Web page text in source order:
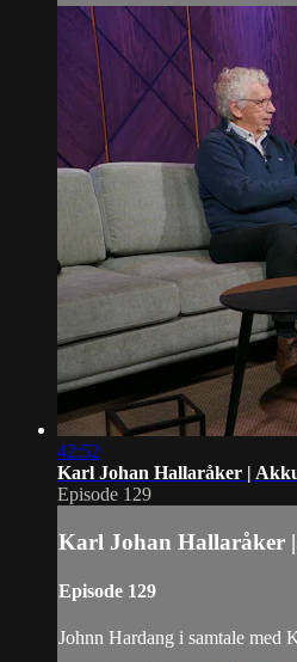
42:52
Karl Johan Hallaråker |
Episode 129
Karl Johan Hallaråker
Episode 129
Johnn Hardang i samtale med